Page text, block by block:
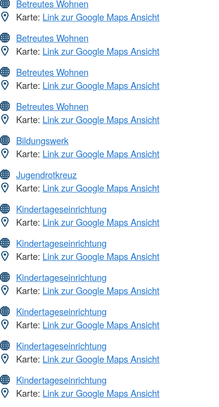
Betreutes Wohnen
Karte: Link zur Google Maps Ansicht
Betreutes Wohnen
Karte: Link zur Google Maps Ansicht
Betreutes Wohnen
Karte: Link zur Google Maps Ansicht
Betreutes Wohnen
Karte: Link zur Google Maps Ansicht
Bildungswerk
Karte: Link zur Google Maps Ansicht
Jugendrotkreuz
Karte: Link zur Google Maps Ansicht
Kindertageseinrichtung
Karte: Link zur Google Maps Ansicht
Kindertageseinrichtung
Karte: Link zur Google Maps Ansicht
Kindertageseinrichtung
Karte: Link zur Google Maps Ansicht
Kindertageseinrichtung
Karte: Link zur Google Maps Ansicht
Kindertageseinrichtung
Karte: Link zur Google Maps Ansicht
Kindertageseinrichtung
Karte: Link zur Google Maps Ansicht